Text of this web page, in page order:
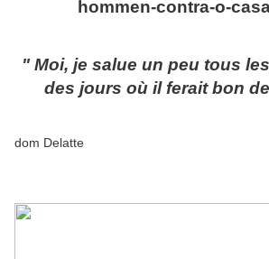
" Moi, je salue un peu tous
des jours où il ferait bon
dom Delatte